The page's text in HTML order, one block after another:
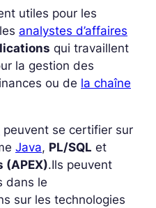
utiles pour les
analystes d’affaires
qui travaillent
la gestion des
ou de la chaîne
peuvent se certifier sur
Java, PL/SQL et
(APEX).Ils peuvent
dans le
sur les technologies